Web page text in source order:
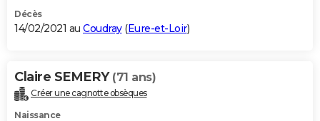
Décès
14/02/2021 au Coudray(Eure-et-Loir)
Claire SEMERY (71 ans)
Créer une cagnotte obsèques
Naissance